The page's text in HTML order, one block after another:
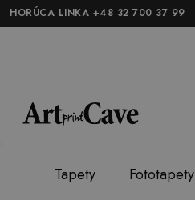
HORÚCA LINKA +48 32 700 37 99
Tapety Fototapety